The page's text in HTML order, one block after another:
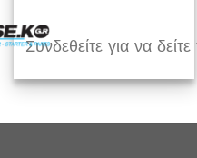
Συνδεθείτε για να δείτε